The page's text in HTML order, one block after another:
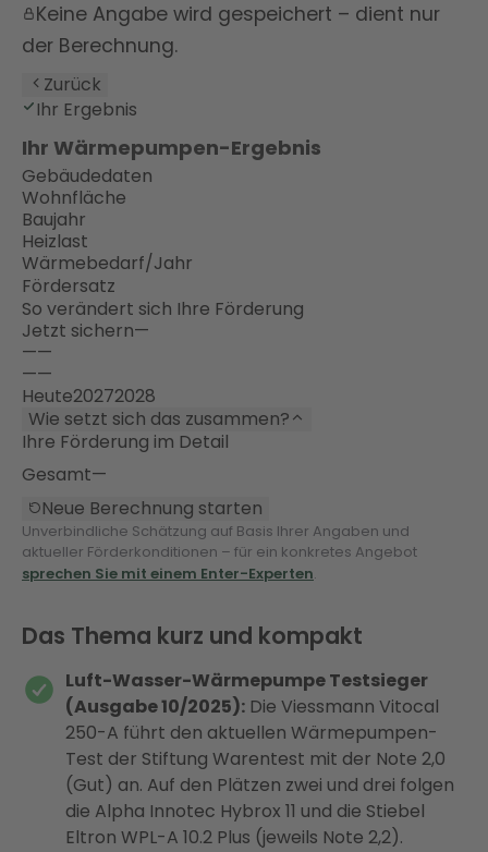
Keine Angabe wird gespeichert – dient nur
der Berechnung.
Zurück
Ihr Ergebnis
Ihr Wärmepumpen-Ergebnis
Gebäudedaten
Wohnfläche
Baujahr
Heizlast
Wärmebedarf/Jahr
Fördersatz
So verändert sich Ihre Förderung
Jetzt sichern—
——
——
Heute20272028
Wie setzt sich das zusammen?
Ihre Förderung im Detail
Gesamt—
Neue Berechnung starten
Unverbindliche Schätzung auf Basis Ihrer Angaben und
aktueller Förderkonditionen – für ein konkretes Angebot
sprechen Sie mit einem Enter-Experten.
Das Thema kurz und kompakt
Luft-Wasser-Wärmepumpe Testsieger
(Ausgabe 10/2025): Die Viessmann Vitocal
250-A führt den aktuellen Wärmepumpen-
Test der Stiftung Warentest mit der Note 2,0
(Gut) an. Auf den Plätzen zwei und drei folgen
die Alpha Innotec Hybrox 11 und die Stiebel
Eltron WPL-A 10.2 Plus (jeweils Note 2,2).